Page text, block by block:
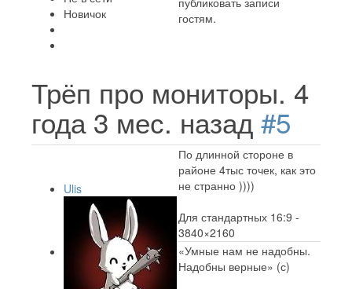
Новичок
гостям.
Трёп про мониторы. 4
года 3 мес. назад #5
Ulis
По длинной стороне в
районе 4тыс точек, как это
не странно ))))
Для стандартных 16:9 -
3840×2160
«Умные нам не надобны.
Надобны верные» (с)